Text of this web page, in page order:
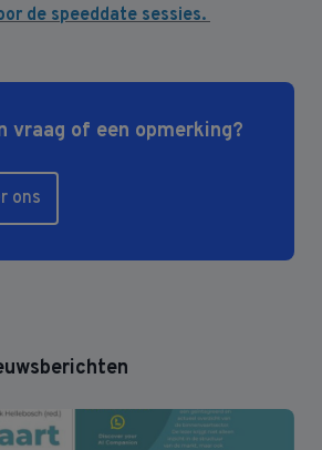
de speeddate sessies.
vraag of een opmerking?
ons